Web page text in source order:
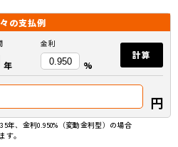
の支払例
年
金利
%
計算
円
年、金利0.950%（変動金利型）の場合
す。